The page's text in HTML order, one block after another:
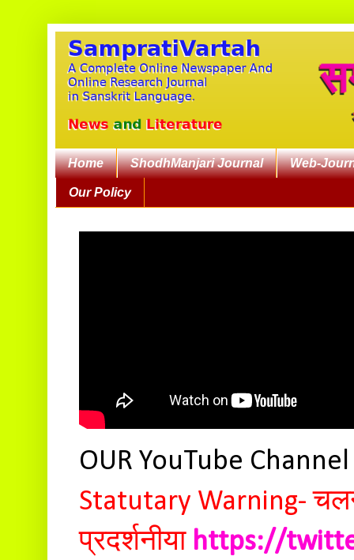
Home ShodhManjari Journal Web-
Our Policy
OUR YouTube
Statutary Warning-
प्रदर्शनीया https://